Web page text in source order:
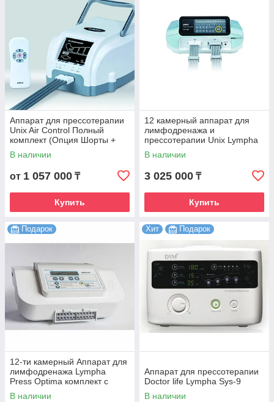
Аппарат для прессотерапии
Unix Air Control Полный
комплект (Опция Шорты +
Опция Рука 2 шт + Т
коннектор)
В наличии
от 1 057 000 ₸
Купить
12 камерный аппарат для
лимфодренажа и
прессотерапии Unix Lympha
Master
В наличии
3 025 000 ₸
Купить
Подарок
12-ти камерный Аппарат для
лимфодренажа Lympha
Press Optima комплект с
комбинезоном
В наличии
Хит Подарок
Аппарат для прессотерапии
Doctor life Lympha Sys-9
В наличии